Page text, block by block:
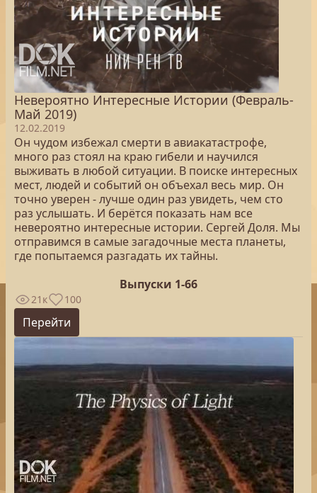
Невероятно Интересные Истории (Февраль-
Май 2019)
12.02.2019
Он чудом избежал смерти в авиакатастрофе,
много раз стоял на краю гибели и научился
выживать в любой ситуации. В поиске интересных
мест, людей и событий он объехал весь мир. Он
точно уверен - лучше один раз увидеть, чем сто
раз услышать. И берётся показать нам все
невероятно интересные истории. Сергей Доля. Мы
отправимся в самые загадочные места планеты,
где попытаемся разгадать их тайны.
Выпуски 1-66
21к 100
Перейти